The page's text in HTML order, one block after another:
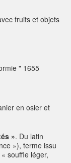
fruits et objets
" 1655
en osier et
». Du latin
»), terme issu
souffle léger,